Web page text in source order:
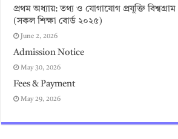
প্রথম অধ্যায়: তথ্য ও যোগাযোগ প্রযুক্তি বিশ্বগ্রাম
(সকল শিক্ষা বোর্ড ২০২৫)
June 2, 2026
Admission Notice
May 30, 2026
Fees & Payment
May 29, 2026